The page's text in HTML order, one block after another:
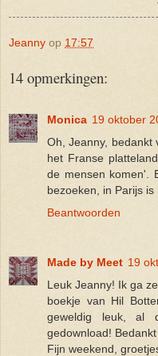
Jeanny op 17:57
14 opmerkingen:
Monica 19 oktober
Oh, Jeanny, bedankt
het Franse
de mensen komen'.
bezoeken, in Parijs is
Beantwoorden
Made by Meet 19
Leuk Jeanny! Ik ga
boekje van Hil
geweldig leuk, al
gedownload!
Fijn weekend,